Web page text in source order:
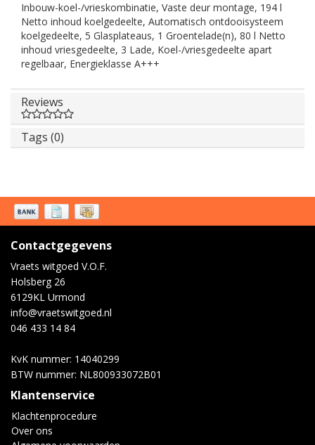
Inbouw-koel-/vrieskombinatie, Vaste deur montage, 194 l
Netto inhoud koelgedeelte, Automatisch ontdooisysteem
koelgedeelte, 5 Glasplateaus, 1 Groentelade(n), 80 l Netto
inhoud vriesgedeelte, 3 Lade, Koel-/vriesgedeelte apart
regelbaar, Energieklasse A+++
Reviews
Tags (0)
Contactgegevens
Vraets witgoed V.O.F.
Holsberg 26
6129KL Urmond
info@vraetswitgoed.nl
046 433 14 84
KvK nummer: 14040299
BTW nummer: NL800933072B01
Klantenservice
Klachtenprocedure
Over ons